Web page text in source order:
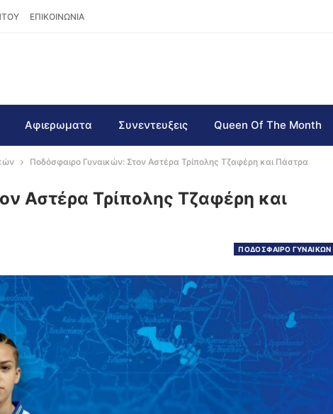
ΕΠΙΚΟΙΝΩΝΙΑ
Αφιερωματα Συνεντευξεις Queen Of The Month
Ποδόσφαιρο Γυναικών: Στον Αστέρα Τρίπολης Τζαφέρη και Πάστρα
Αστέρα Τρίπολης Τζαφέρη και
ΠΟΔΟΣΦΑΙΡΟ ΓΥΝΑΙΚΩΝ